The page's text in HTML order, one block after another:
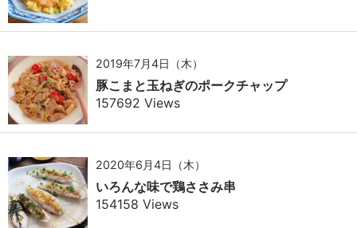
2019年7月4日（木）
豚こまと玉ねぎのポークチャップ
157692 Views
2020年6月4日（木）
いろんな味で鶏ささみ串
154158 Views